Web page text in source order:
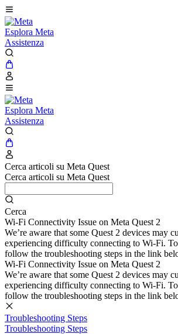
Esplora Meta
Assistenza
Esplora Meta
Assistenza
Cerca articoli su Meta Quest
Cerca articoli su Meta Quest
Cerca
Wi-Fi Connectivity Issue on Meta Quest 2
We’re aware that some Quest 2 devices may
experiencing difficulty connecting to Wi-Fi.
follow the troubleshooting steps in the link
Wi-Fi Connectivity Issue on Meta Quest 2
We’re aware that some Quest 2 devices may
experiencing difficulty connecting to Wi-Fi.
follow the troubleshooting steps in the link
Troubleshooting Steps
Troubleshooting Steps